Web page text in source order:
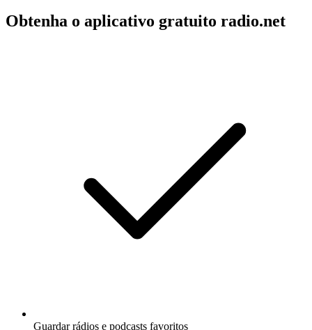
Obtenha o aplicativo gratuito radio.net
Guardar rádios e podcasts favoritos